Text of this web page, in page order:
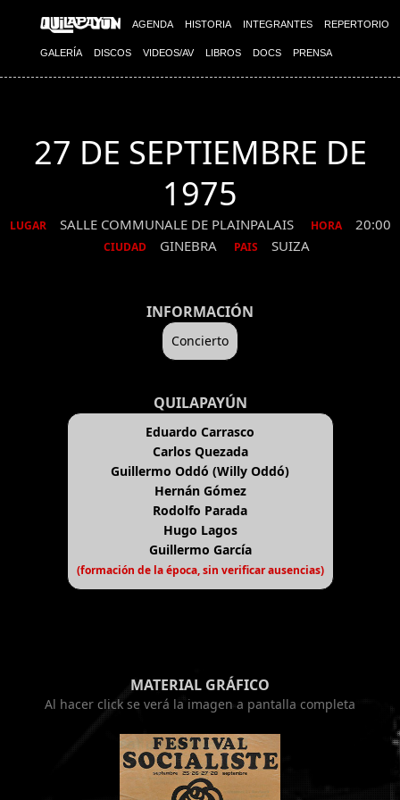
AGENDA HISTORIA INTEGRANTES REPERTORIO
GALERÍA DISCOS VIDEOS/AV LIBROS DOCS PRENSA
27 DE SEPTIEMBRE DE
1975
LUGAR SALLE COMMUNALE DE PLAINPALAIS HORA 20:00
CIUDAD GINEBRA PAIS SUIZA
INFORMACIÓN
Concierto
QUILAPAYÚN
Eduardo Carrasco
Carlos Quezada
Guillermo Oddó (Willy Oddó)
Hernán Gómez
Rodolfo Parada
Hugo Lagos
Guillermo García
(formación de la época, sin verificar ausencias)
MATERIAL GRÁFICO
Al hacer click se verá la imagen a pantalla completa